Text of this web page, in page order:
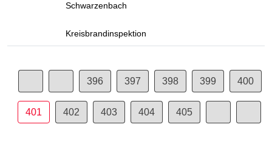
396 397 398 399 400
401 402 403 404 405
Schwarzenbach
Kreisbrandinspektion